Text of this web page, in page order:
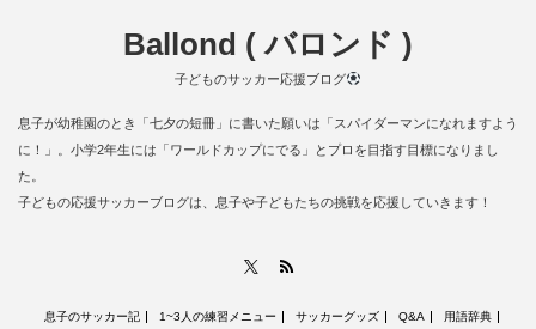
Ballond ( バロンド )
子どものサッカー応援ブログ
息子が幼稚園のとき「七夕の短冊」に書いた願いは「スパイダーマンになれますよう
に！」。小学2年生には「ワールドカップにでる」とプロを目指す目標になりまし
た。
子どもの応援サッカーブログは、息子や子どもたちの挑戦を応援していきます！
息子のサッカー記 1~3人の練習メニュー サッカーグッズ Q&A 用語辞典